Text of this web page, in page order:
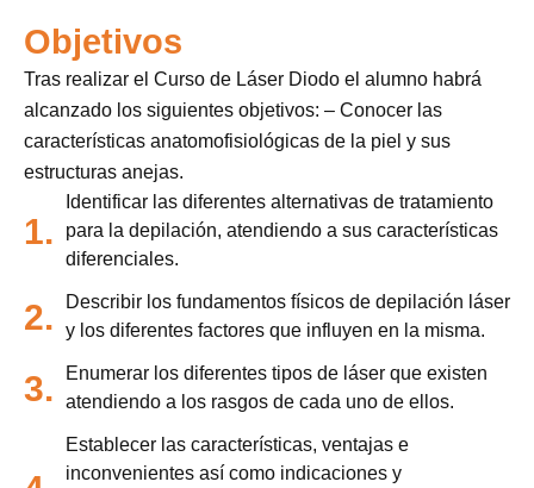
Objetivos
Tras realizar el Curso de Láser Diodo el alumno habrá
alcanzado los siguientes objetivos: – Conocer las
características anatomofisiológicas de la piel y sus
estructuras anejas.
1.
Identificar las diferentes alternativas de tratamiento
para la depilación, atendiendo a sus características
diferenciales.
2.
Describir los fundamentos físicos de depilación láser
y los diferentes factores que influyen en la misma.
3.
Enumerar los diferentes tipos de láser que existen
atendiendo a los rasgos de cada uno de ellos.
Establecer las características, ventajas e
inconvenientes así como indicaciones y